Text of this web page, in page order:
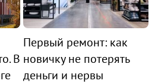
В
Первый ремонт: как
новичку не потерять
деньги и нервы